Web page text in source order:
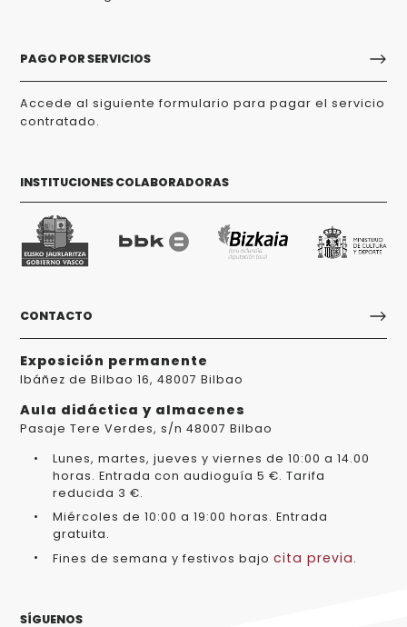
PAGO POR SERVICIOS
Accede al siguiente formulario para pagar el servicio
contratado.
INSTITUCIONES COLABORADORAS
CONTACTO
Exposición permanente
Ibáñez de Bilbao 16, 48007 Bilbao
Aula didáctica y almacenes
Pasaje Tere Verdes, s/n 48007 Bilbao
Lunes, martes, jueves y viernes de 10:00 a 14.00
horas. Entrada con audioguía 5 €. Tarifa
reducida 3 €.
Miércoles de 10:00 a 19:00 horas. Entrada
gratuita.
Fines de semana y festivos bajo cita previa.
SÍGUENOS